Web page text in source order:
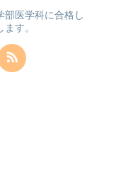
部医学科に合格し
す。